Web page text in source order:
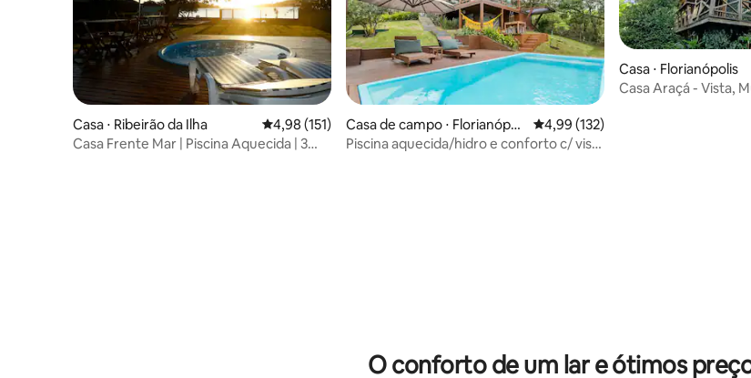
Casa ⋅ Ribeirão da Ilha 4,98 de uma avaliação média de 5, 151 avaliações
4,98 (151)
Casa Frente Mar | Piscina Aquecida | 3
Casa de campo ⋅ Florianópoli
s
4,99 de uma avaliação média de 5,
4,99 (132)
Piscina aquecida/hidro e conforto c/ vista
Casa ⋅ Florianópolis
Casa Araçá - Vista,
O conforto de um lar e ótimos